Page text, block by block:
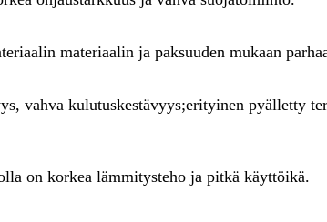
materiaalin ja paksuuden mukaan
vahva kulutuskestävyys;erityinen pyälletty
on korkea lämmitysteho ja pitkä käyttöikä.